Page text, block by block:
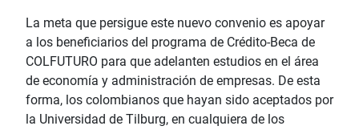
La meta que persigue este nuevo convenio es apoyar
a los beneficiarios del programa de Crédito-Beca de
COLFUTURO para que adelanten estudios en el área
de economía y administración de empresas. De esta
forma, los colombianos que hayan sido aceptados por
la Universidad de Tilburg, en cualquiera de los